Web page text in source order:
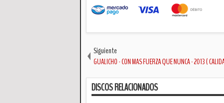
Siguiente
GUALICHO - CON MAS FUERZA QUE NUNCA - 2013 (
DISCOS RELACIONADOS